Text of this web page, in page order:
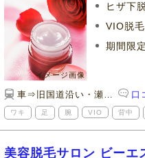
ヒザ下
VIO脱
期間限
車⇒旧国道沿い・瀬戸内海放送斜向かい 口
ワキ 足 腕 VIO 背中
美容脱毛サロン ビーエ